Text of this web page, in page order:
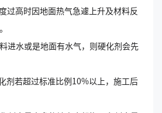
过高时因地面热气急遽上升及材料反
进水或是地面有水气，则硬化剂会先
剂若超过标准比例10%以上，施工后